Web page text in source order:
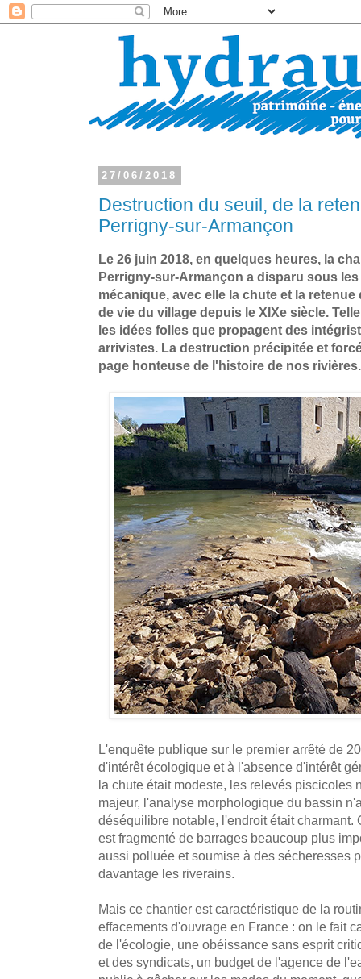
27/06/2018
Destruction du seuil, de la
Perrigny-sur-Armançon
Le 26 juin 2018, en quelques heures, la
Perrigny-sur-Armançon a disparu sous
mécanique, avec elle la chute et la
de vie du village depuis le XIXe siècle.
les idées folles que propagent des
arrivistes. La destruction précipitée et
page honteuse de l'histoire de nos rivières.
L'enquête publique sur le premier arrêté de
d'intérêt écologique et à l'absence d'intérêt
la chute était modeste, les relevés piscicoles
majeur, l'analyse morphologique du bassin
déséquilibre notable, l'endroit était charmant.
est fragmenté de barrages beaucoup plus
aussi polluée et soumise à des sécheresses
davantage les riverains.
Mais ce chantier est caractéristique de la
effacements d'ouvrage en France : on le fait
de l'écologie, une obéissance sans esprit
et des syndicats, un budget de l'agence de